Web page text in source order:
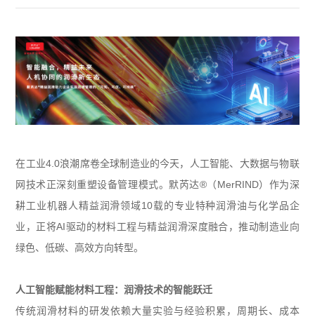
在工业4.0浪潮席卷全球制造业的今天，人工智能、大数据与物联
网技术正深刻重塑设备管理模式。默芮达®（MerRIND）作为深
耕工业机器人精益润滑领域10载的专业特种润滑油与化学品企
业，正将AI驱动的材料工程与精益润滑深度融合，推动制造业向
绿色、低碳、高效方向转型。
人工智能赋能材料工程：润滑技术的智能跃迁
传统润滑材料的研发依赖大量实验与经验积累，周期长、成本